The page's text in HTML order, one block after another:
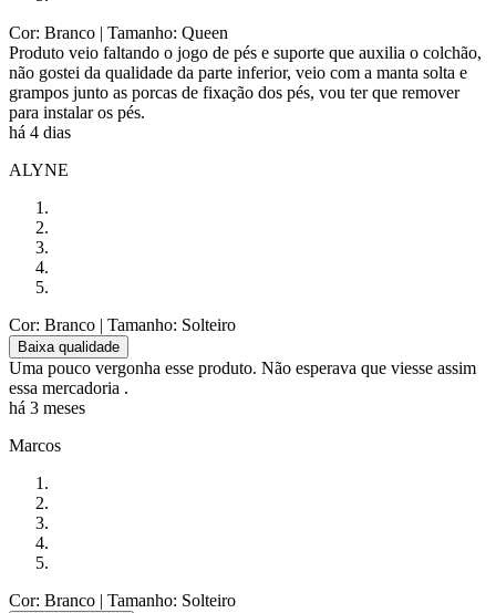
Cor: Branco | Tamanho: Queen
Produto veio faltando o jogo de pés e suporte que auxilia o colchão,
não gostei da qualidade da parte inferior, veio com a manta solta e
grampos junto as porcas de fixação dos pés, vou ter que remover
para instalar os pés.
há 4 dias
ALYNE
Cor: Branco | Tamanho: Solteiro
Baixa qualidade
Uma pouco vergonha esse produto. Não esperava que viesse assim
essa mercadoria .
há 3 meses
Marcos
Cor: Branco | Tamanho: Solteiro